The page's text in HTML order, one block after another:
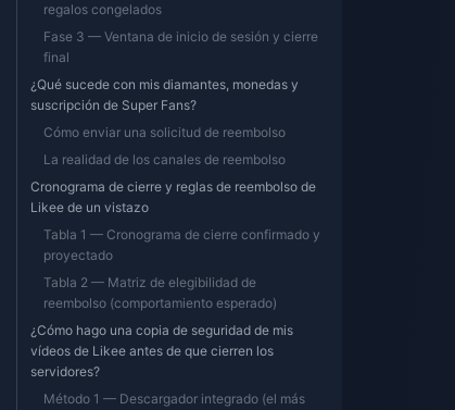
€ 294.28
€ 480.66
Comprar ahora
regalos congelados
Fase 3 — Ventana de inicio de sesión y cierre
final
¿Qué sucede con mis diamantes, monedas y
suscripción de Super Fans?
Cómo enviar una solicitud de reembolso
La realidad de los canales de reembolso
Cronograma de cierre y reglas de reembolso de
Likee de un vistazo
Tabla 1 — Cronograma de cierre confirmado y
proyectado
Tabla 2 — Matriz de elegibilidad de
reembolso (comportamiento esperado)
¿Cómo hago una copia de seguridad de mis
vídeos de Likee antes de que cierren los
servidores?
Método 1 — Descargador integrado (el más